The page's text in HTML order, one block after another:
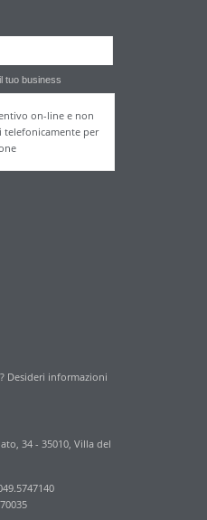
tuo business
on-line e non
telefonicamente per
Desideri informazioni
34 - 35010, Villa del